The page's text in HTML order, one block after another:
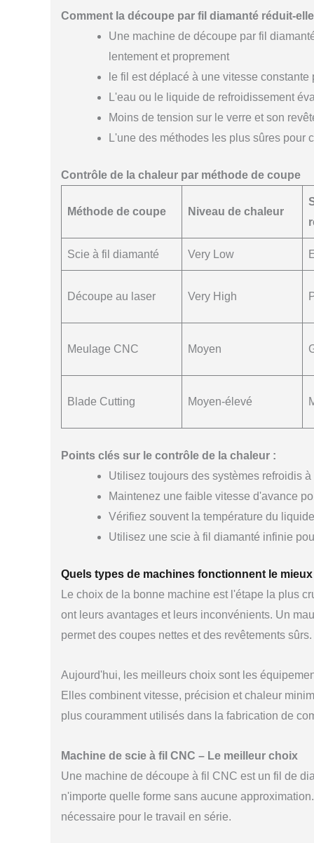
Comment la découpe par fil diamanté réduit-
Une machine de découpe par fil
lentement et proprement
le fil est déplacé à une vitesse
L'eau ou le liquide de refroidissement
Moins de tension sur le verre et son
L'une des méthodes les plus sûres pour
Contrôle de la chaleur par méthode de coupe
Méthode de coupe Niveau de chaleur
Scie à fil diamanté Very Low
Découpe au laser Very High
Meulage CNC Moyen
Blade Cutting Moyen-élevé
Points clés sur le contrôle de la chaleur :
Utilisez toujours des systèmes refroidis
Maintenez une faible vitesse d'avance
Vérifiez souvent la température du
Utilisez une scie à fil diamanté infinie
Quels types de machines fonctionnent le
Le choix de la bonne machine est l'étape la plus
ont leurs avantages et leurs inconvénients. Un
permet des coupes nettes et des revêtements sûrs.
Aujourd'hui, les meilleurs choix sont les
Elles combinent vitesse, précision et chaleur
plus couramment utilisés dans la fabrication de
Machine de scie à fil CNC – Le meilleur choix
Une machine de découpe à fil CNC est un fil de
n'importe quelle forme sans aucune
nécessaire pour le travail en série.